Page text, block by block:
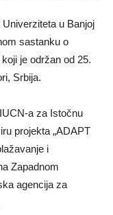
u Banjoj
sastanku o
je održan od 25.
Srbija.
a za Istočnu
projekta „ADAPT
i
Zapadnom
agencija za